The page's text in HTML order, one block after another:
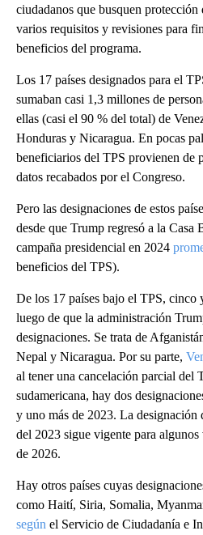
ciudadanos que busquen protección
varios requisitos y revisiones para
beneficios del programa.
Los 17 países designados para el
sumaban casi 1,3 millones de
ellas (casi el 90 % del total) de
Honduras y Nicaragua. En pocas
beneficiarios del TPS provienen de
datos recabados por el Congreso.
Pero las designaciones de estos
desde que Trump regresó a la Casa
campaña presidencial en 2024
beneficios del TPS).
De los 17 países bajo el TPS, cinco
luego de que la administración
designaciones. Se trata de
Nepal y Nicaragua. Por su parte,
al tener una cancelación parcial del
sudamericana, hay dos
y uno más de 2023. La designación
del 2023 sigue vigente para algunos
de 2026.
Hay otros países cuyas
como Haití, Siria, Somalia,
según el Servicio de Ciudadanía e